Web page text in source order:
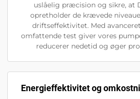
uslåelig præcision og sikre, at
opretholder de krævede
driftseffektivitet. Med
omfattende test giver vores
reducerer nedetid og øger
Energieffektivitet og